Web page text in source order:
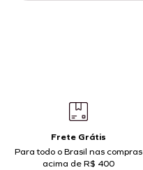
Frete Grátis
Para todo o Brasil nas compras
acima de R$ 400